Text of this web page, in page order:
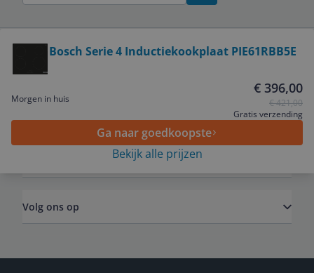
Bosch Serie 4 Inductiekookplaat PIE61RBB5E
Morgen in huis
€ 396,00
€ 421,00
Gratis verzending
Ga naar goedkoopste
Bekijk alle prijzen
Volg ons op